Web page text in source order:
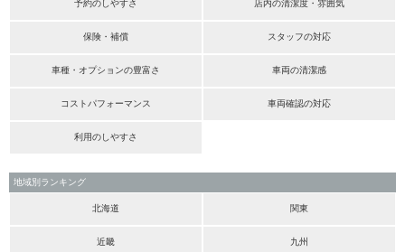
予約のしやすさ 店内の清潔度・雰囲気
保険・補償 スタッフの対応
車種・オプションの豊富さ 車両の清潔感
コストパフォーマンス 車両確認の対応
利用のしやすさ
地域別ランキング
北海道 関東
近畿 九州